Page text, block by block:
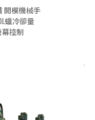
開模機械手
蠟冷卻量
控制